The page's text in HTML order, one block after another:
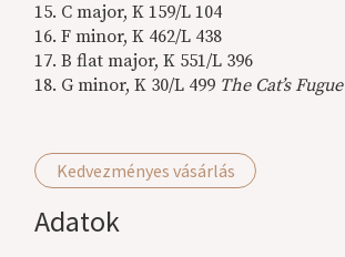
Kedvezményes vásárlás
Adatok
15. C major, K 159/L 104
16. F minor, K 462/L 438
17. B flat major, K 551/L 396
18. G minor, K 30/L 499 The Cat’s Fugue